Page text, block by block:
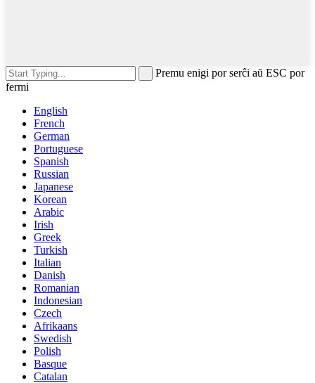
Premu enigi por serĉi aŭ ESC por
fermi
English
French
German
Portuguese
Spanish
Russian
Japanese
Korean
Arabic
Irish
Greek
Turkish
Italian
Danish
Romanian
Indonesian
Czech
Afrikaans
Swedish
Polish
Basque
Catalan